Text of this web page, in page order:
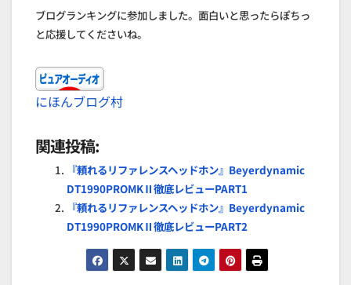
ブログランキングに参加しました。面白いと思ったらぽちっ
と応援してくださいね。
にほんブログ村
関連投稿:
『頼れるリファレンスヘッドホン』Beyerdynamic
DT1990PROMKⅡ徹底レビューPART1
『頼れるリファレンスヘッドホン』Beyerdynamic
DT1990PROMKⅡ徹底レビューPART2